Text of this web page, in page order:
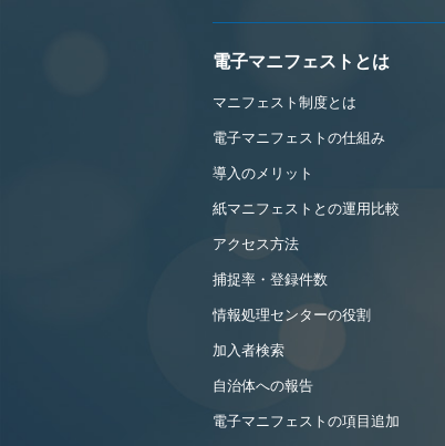
電子マニフェストとは
マニフェスト制度とは
電子マニフェストの仕組み
導入のメリット
紙マニフェストとの運用比較
アクセス方法
捕捉率・登録件数
情報処理センターの役割
加入者検索
自治体への報告
電子マニフェストの項目追加